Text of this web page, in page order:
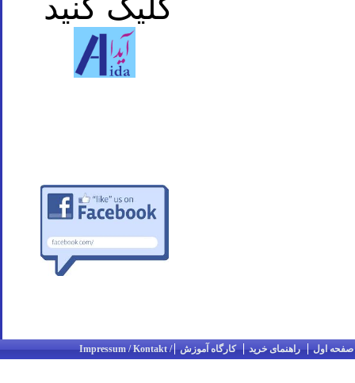
کلیک کنید
صفحه اول راهنمای خرید کارگاه آموزش